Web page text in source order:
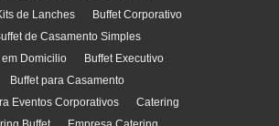
de Lanches
Buffet Corporativo
de Casamento Simples
em Domicilio
Buffet Executivo
Buffet para Casamento
Eventos Corporativos
Catering